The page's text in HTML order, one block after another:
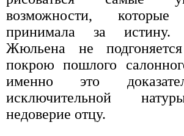
возможности,
принимала за
Жюльена не
покрою пошлого
именно это
исключительной
недоверие отцу.